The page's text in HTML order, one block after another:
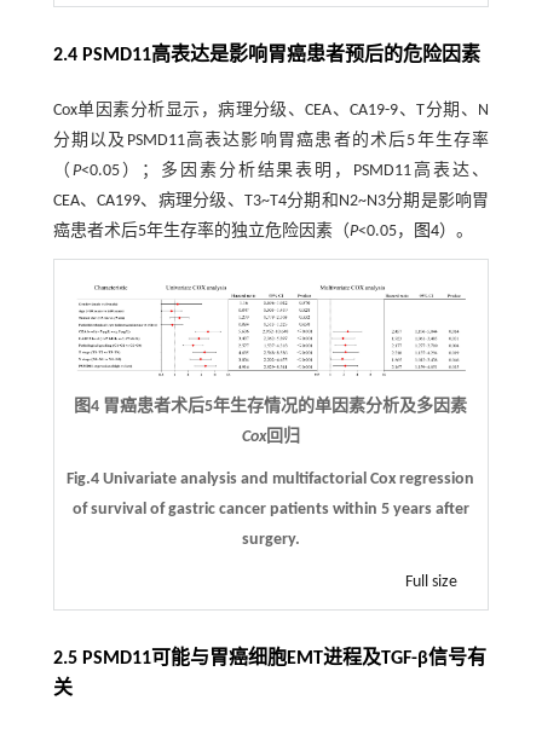
2.4 PSMD11高表达是影响胃癌患者预后的危险因素
Cox单因素分析显示，病理分级、CEA、CA19-9、T分期、N
分期以及PSMD11高表达影响胃癌患者的术后5年生存率
（ P<0.05）；多因素分析结果表明，PSMD11高表达、
CEA、CA199、病理分级、T3~T4分期和N2~N3分期是影响胃
癌患者术后5年生存率的独立危险因素（P<0.05， 图4）。
图4 胃癌患者术后5年生存情况的单因素分析及多因素
Cox回归
Fig.4 Univariate analysis and multifactorial Cox regression
of survival of gastric cancer patients within 5 years after
surgery.
Full size
2.5 PSMD11可能与胃癌细胞EMT进程及TGF-β信号有
关